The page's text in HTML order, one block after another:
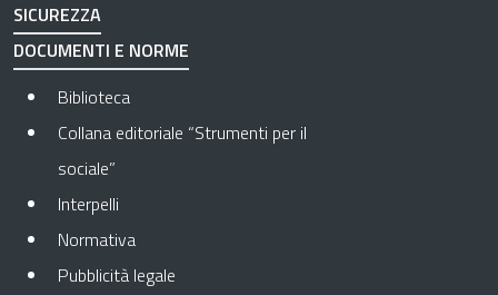
SICUREZZA
DOCUMENTI E NORME
Biblioteca
Collana editoriale “Strumenti per il
sociale”
Interpelli
Normativa
Pubblicità legale